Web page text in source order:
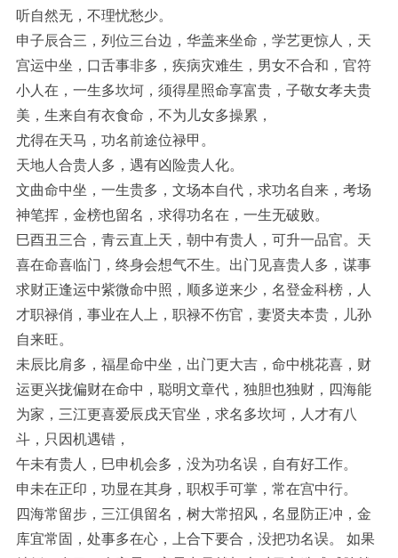
听自然无，不理忧愁少。
申子辰合三，列位三台边，华盖来坐命，学艺更惊人，天
宫运中坐，口舌事非多，疾病灾难生，男女不合和，官符
小人在，一生多坎坷，须得星照命享富贵，子敬女孝夫贵
美，生来自有衣食命，不为儿女多操累，
尤得在天马，功名前途位禄甲。
天地人合贵人多，遇有凶险贵人化。
文曲命中坐，一生贵多，文场本自代，求功名自来，考场
神笔挥，金榜也留名，求得功名在，一生无破败。
巳酉丑三合，青云直上天，朝中有贵人，可升一品官。天
喜在命喜临门，终身会想气不生。出门见喜贵人多，谋事
求财正逢运中紫微命中照，顺多逆来少，名登金科榜，人
才职禄俏，事业在人上，职禄不伤官，妻贤夫本贵，儿孙
自来旺。
未辰比肩多，福星命中坐，出门更大吉，命中桃花喜，财
运更兴拢偏财在命中，聪明文章代，独胆也独财，四海能
为家，三江更喜爱辰戌天官坐，求名多坎坷，人才有八
斗，只因机遇错，
午未有贵人，巳申机会多，没为功名误，自有好工作。
申未在正印，功显在其身，职权手可掌，常在宫中行。
四海常留步，三江俱留名，树大常招风，名显防正冲，金
库宜常固，处事多在心，上合下要合，没把功名误。 如果